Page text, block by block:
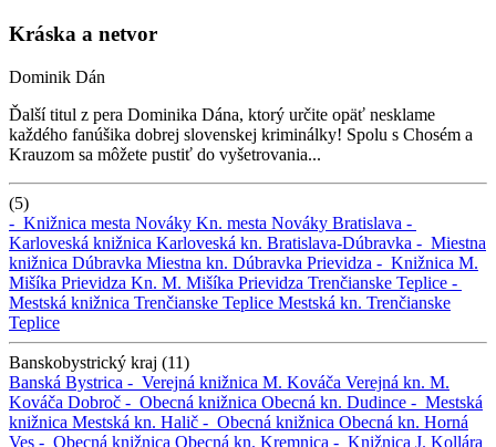
Kráska a netvor
Dominik Dán
Ďalší titul z pera Dominika Dána, ktorý určite opäť nesklame
každého fanúšika dobrej slovenskej kriminálky! Spolu s Chosém a
Krauzom sa môžete pustiť do vyšetrovania...
(5)
- Knižnica mesta Nováky Kn. mesta Nováky Bratislava -
Karloveská knižnica Karloveská kn. Bratislava-Dúbravka - Miestna
knižnica Dúbravka Miestna kn. Dúbravka Prievidza - Knižnica M.
Mišíka Prievidza Kn. M. Mišíka Prievidza Trenčianske Teplice -
Mestská knižnica Trenčianske Teplice Mestská kn. Trenčianske
Teplice
Banskobystrický kraj (11)
Banská Bystrica - Verejná knižnica M. Kováča Verejná kn. M.
Kováča Dobroč - Obecná knižnica Obecná kn. Dudince - Mestská
knižnica Mestská kn. Halič - Obecná knižnica Obecná kn. Horná
Ves - Obecná knižnica Obecná kn. Kremnica - Knižnica J. Kollára